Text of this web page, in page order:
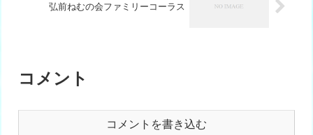
弘前ねむの会ファミリーコーラス
コメント
コメントを書き込む